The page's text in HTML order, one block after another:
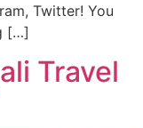
Twitter! You
[…]
Travel